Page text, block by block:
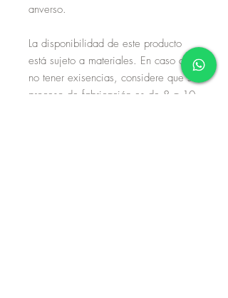
anverso.
La disponibilidad de este producto
está sujeto a materiales. En caso de
no tener exisencias, considere que su
proceso de fabricación es de 8 a 10